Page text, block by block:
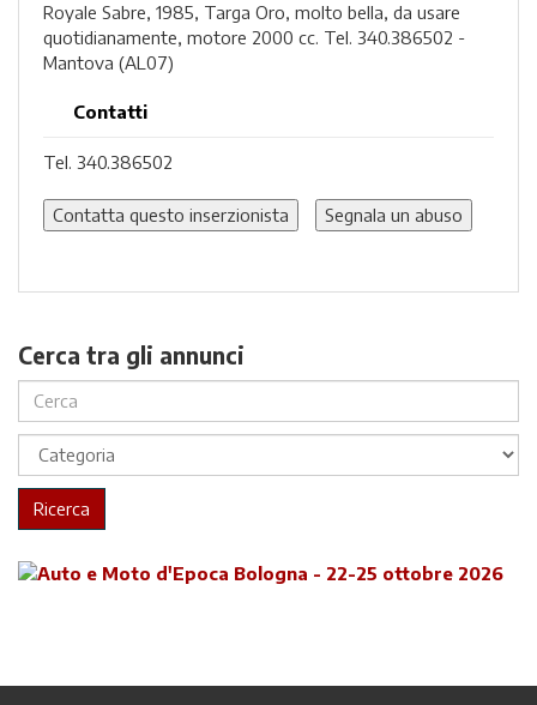
Royale Sabre, 1985, Targa Oro, molto bella, da usare
quotidianamente, motore 2000 cc. Tel. 340.386502 -
Mantova (AL07)
Contatti
Tel. 340.386502
Contatta questo inserzionista Segnala un abuso
Cerca tra gli annunci
Ricerca